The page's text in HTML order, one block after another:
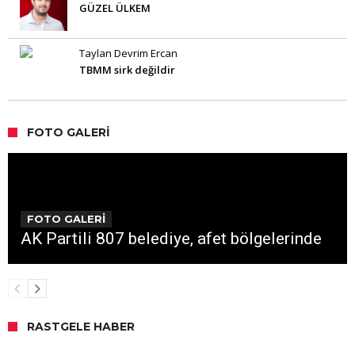
GÜZEL ÜLKEM
Taylan Devrim Ercan
TBMM sirk değildir
FOTO GALERI
FOTO GALERİ
AK Partili 807 belediye, afet bölgelerinde
RASTGELE HABER